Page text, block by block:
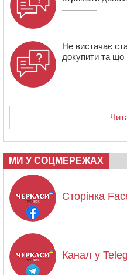
Не вистачає
докупити та що
МИ У СОЦМЕРЕЖАХ
Сторінка
Канал у